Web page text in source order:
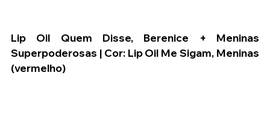
Lip Oil Quem Disse, Berenice + Meninas
Superpoderosas | Cor: Lip Oil Me Sigam, Meninas
(vermelho)